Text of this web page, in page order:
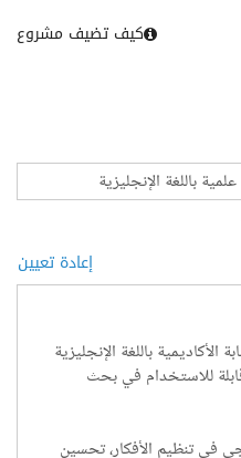
كيف تضيف مشروع
إعادة تعيين